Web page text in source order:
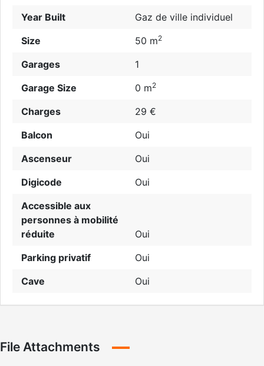
Year Built
Gaz de ville individuel
Size
50 m2
Garages
1
Garage Size
0 m2
Charges
29 €
Balcon
Oui
Ascenseur
Oui
Digicode
Oui
Accessible aux
personnes à mobilité
réduite
Oui
Parking privatif
Oui
Cave
Oui
File Attachments